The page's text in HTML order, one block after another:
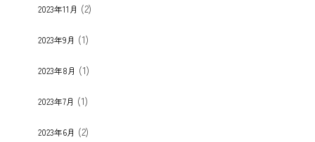
2023年11月 (2)
2023年9月 (1)
2023年8月 (1)
2023年7月 (1)
2023年6月 (2)